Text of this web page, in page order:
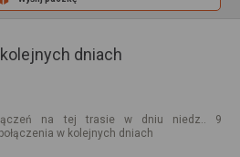
dniach
na tej trasie w dniu niedz.. 9
w kolejnych dniach